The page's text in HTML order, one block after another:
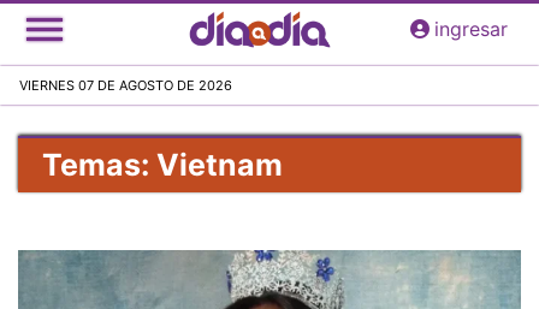
Pasar
al
principal
ingresar
VIERNES 07 DE AGOSTO DE 2026
Temas: Vietnam